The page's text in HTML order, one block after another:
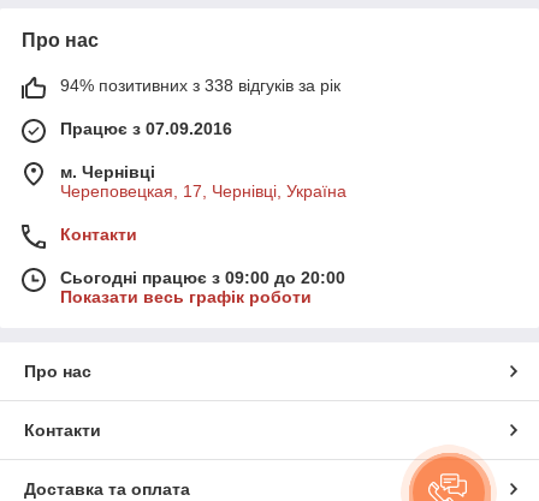
Про нас
94% позитивних з 338 відгуків за рік
Працює з 07.09.2016
м. Чернівці
Череповецкая, 17, Чернівці, Україна
Контакти
Сьогодні працює з 09:00 до 20:00
Показати весь графік роботи
Про нас
Контакти
Доставка та оплата